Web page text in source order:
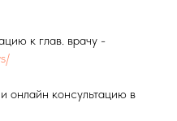
к глав. врачу -
онлайн консультацию в